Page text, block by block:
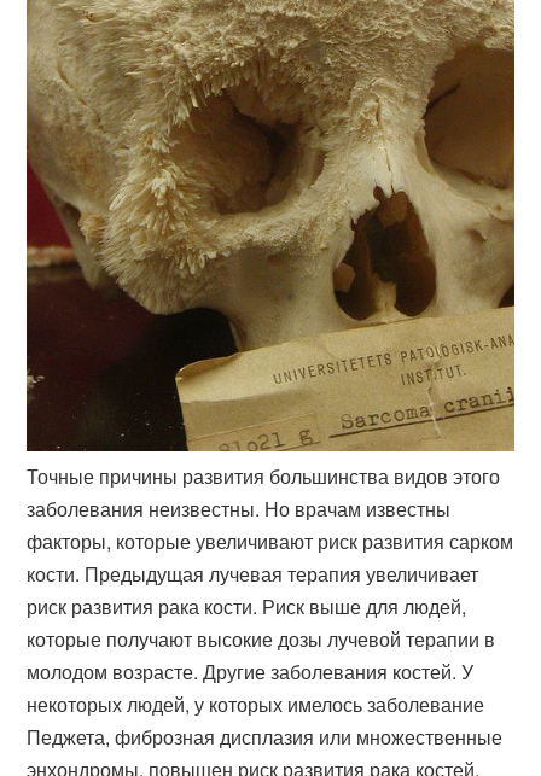
Точные причины развития большинства видов этого
заболевания неизвестны. Но врачам известны
факторы, которые увеличивают риск развития сарком
кости. Предыдущая лучевая терапия увеличивает
риск развития рака кости. Риск выше для людей,
которые получают высокие дозы лучевой терапии в
молодом возрасте. Другие заболевания костей. У
некоторых людей, у которых имелось заболевание
Педжета, фиброзная дисплазия или множественные
энхондромы, повышен риск развития рака костей.